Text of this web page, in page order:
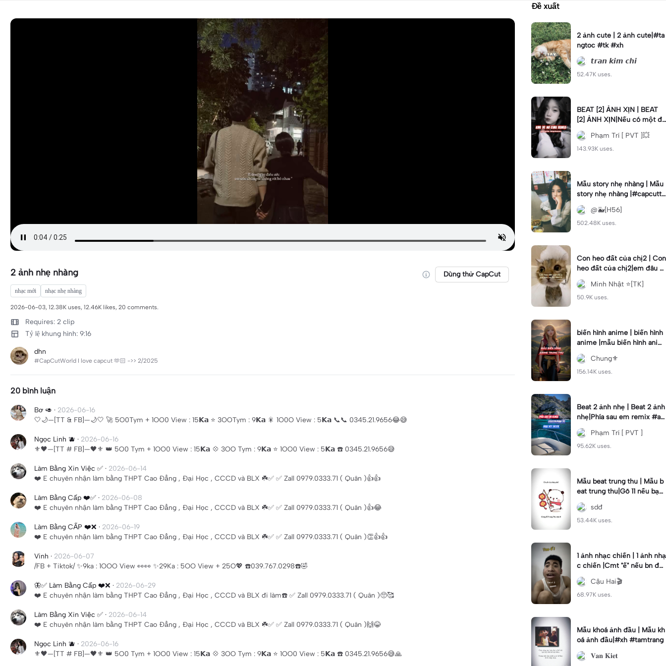
2 ảnh nhẹ nhàng Dùng thử CapCut
nhạc mới nhạc nhẹ nhàng
2026-06-03, 12.38K uses, 12.46K likes, 20 comments.
Requires: 2 clip
Tỷ lệ khung hình: 9:16
dhn
#CapCutWorld I love capcut 🫶🏻 ->> 2/2025
20 bình luận
Bơ 🥑 · 2026-06-16
🤍🌙—[TT & FB]—🌙🤍 🚀 5O0Tym + 1OO0 View : 15𝗞𝗮 ⭐ 3OOTym : 9𝗞𝗮 🎇 1O0O View : 5𝗞𝗮 📞📞 0345.21.9656😂😅
Ngọc Linh 🫐 · 2026-06-16
⚜️🖤—[TT # FB]—🖤⚜️ 👑 5O0 Tym + 1OO0 View : 15𝗞𝗮 💠 3OO Tym : 9𝗞𝗮 ⭐ 1OO0 View : 5𝗞𝗮 ☎️ 0345.21.9656😅
Làm Bằng Xin Việc ✅ · 2026-06-14
❤️ E chuyên nhận làm bằng THPT Cao Đẳng , Đại Học , CCCD và BLX ☘️✅ ✅ Zall 0979.0333.71 ( Quân )👍👍
Làm Bằng Cấp ❤️✅ · 2026-06-08
❤️ E chuyên nhận làm bằng THPT Cao Đẳng , Đại Học , CCCD và BLX ☘️✅ ✅ Zall 0979.0333.71 ( Quân )👍😂
Làm Bằng CẤP ❤️❌ · 2026-06-19
❤️ E chuyên nhận làm bằng THPT Cao Đẳng , Đại Học , CCCD và BLX ☘️✅ ✅ Zall 0979.0333.71 ( Quân )👏👍👍
Vinh · 2026-06-07
/FB + Tiktok/ ✨9ka : 1OOO View 👀👀 ✨29Ka : 5OO View + 25O💖 ☎️039.767.0298☎️🤣
🦋✅ Làm Bằng Cấp ❤️❌ · 2026-06-29
❤️ E chuyên nhận làm bằng THPT Cao Đẳng , Đại Học , CCCD và BLX đi làm☎️ ✅ Zall 0979.0333.71 ( Quân )🥺🥰
Làm Bằng Xin Việc ✅ · 2026-06-14
❤️ E chuyên nhận làm bằng THPT Cao Đẳng , Đại Học , CCCD và BLX ☘️✅ ✅ Zall 0979.0333.71 ( Quân )🙌😂
Ngọc Linh 🫐 · 2026-06-16
⚜️🖤—[TT # FB]—🖤⚜️ 👑 5O0 Tym + 1OO0 View : 15𝗞𝗮 💠 3OO Tym : 9𝗞𝗮 ⭐ 1OO0 View : 5𝗞𝗮 ☎️ 0345.21.9656😅🙏
Đề xuất
2 ảnh cute | 2 ảnh cute|#ta
ngtoc #tk #xh
𝙩𝙧𝙖𝙣 𝙠𝙞𝙢 𝙘𝙝𝙞
52.47K uses.
BEAT [2] ẢNH XỊN | BEAT
[2] ẢNH XỊN|Nếu có một đi
ều ước bạn sẽ ước gì #hm
q #xhPhạm Trí [ PVT ]💥
143.93K uses.
Mẫu story nhẹ nhàng | Mẫu
story nhẹ nhàng |#capcutt9
#h56
@🐳[H56]
502.48K uses.
Con heo đất của chị2 | Con
heo đất của chị2|em đâu c
ó lấy đâu #mnhatt #xh
Minh Nhật ⭐[TK]
50.9K uses.
biến hình anime | biến hình
anime |mẫu biến hình anim
e trung thu #chun85
Chung⚜️
156.14K uses.
Beat 2 ảnh nhẹ | Beat 2 ảnh
nhẹ|Phía sau em remix #ag
cws #pvt695
Phạm Trí [ PVT ]
95.62K uses.
Mẫu beat trung thu | Mẫu b
eat trung thu|Gõ 11 nếu bạn
thích crush #beat#remix#
xuhuong
sdđ
53.44K uses.
1 ảnh nhạc chiến | 1 ảnh nhạ
c chiến |Cmt "ế" nếu bn đa
ng ế#lv25#capcutflex#xh
#cauhaiCậu Hai🎬
68.97K uses.
Mẫu khoá ảnh đầu | Mẫu kh
oá ảnh đầu|#xh #tamtrang
𝐕𝐚𝐧 𝐊𝐢𝐞𝐭